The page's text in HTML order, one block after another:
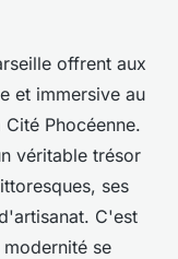
offrent aux
et immersive au
Phocéenne.
véritable trésor
ses
C'est
se